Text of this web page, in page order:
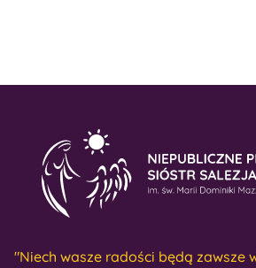
"Niech wasze radości będą zawsze